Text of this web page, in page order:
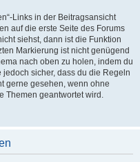
Links in der Beitragsansicht
auf die erste Seite des Forums
siehst, dann ist die Funktion
Markierung ist nicht genügend
nach oben zu holen, indem du
sicher, dass du die Regeln
gerne gesehen, wenn ohne
Themen geantwortet wird.